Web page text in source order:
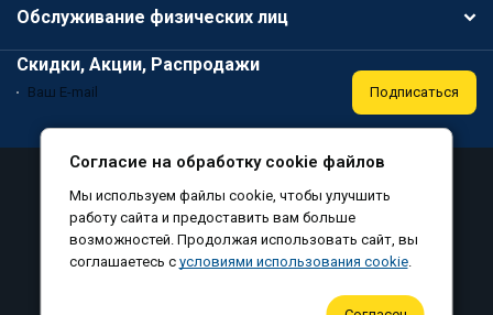
Обслуживание физических лиц
Скидки, Акции, Распродажи
Подписаться
Политика конфиденциальности
Соглашение на обработку персональных данных
Согласие на обработку файлов cookie
Согласие на обработку cookie файлов
Мы используем файлы cookie, чтобы улучшить
работу сайта и предоставить вам больше
возможностей. Продолжая использовать сайт, вы
соглашаетесь с условиями использования cookie.